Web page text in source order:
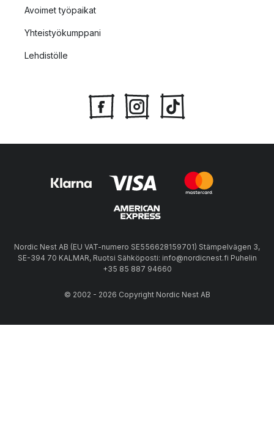
Avoimet työpaikat
Yhteistyökumppani
Lehdistölle
Nordic Nest AB (EU VAT-numero SE556628159701) Stämpelvägen 3,
SE-394 70 KALMAR, Ruotsi Sähköposti: info@nordicnest.fi Puhelin
+35 85 887 94660
© 2002 - 2026 Copyright Nordic Nest AB